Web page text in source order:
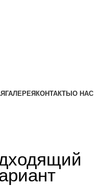
ГАЛЕРЕЯ КОНТАКТЫ О НАС